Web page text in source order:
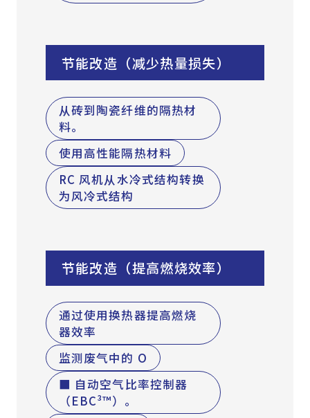
节能改造（减少热量损失）
从砖到陶瓷纤维的隔热材
料。
使用高性能隔热材料
RC 风机从水冷式结构转换
为风冷式结构
节能改造（提高燃烧效率）
通过使用换热器提高燃烧
器效率
监测废气中的 O
■ 自动空气比率控制器
（EBC³™）。